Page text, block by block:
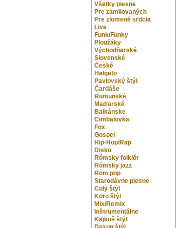
Všetky piesne
Pre zamilovaných
Pre zlomené srdcia
Live
Funk/Funky
Ploužáky
Východňarské
Slovenské
České
Halgato
Pavlovský štýl
Čardáše
Rumunské
Maďarské
Balkánske
Cimbalovka
Fox
Gospel
Hip-Hop/Rap
Disko
Rómsky folklór
Rómsky jazz
Rom pop
Starodávne piesne
Culy štýl
Koro štýl
Mix/Remix
Inštrumentálne
Kajkoš štýl